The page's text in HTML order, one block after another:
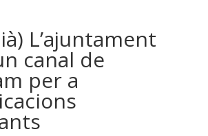
L’ajuntament
canal de
per a